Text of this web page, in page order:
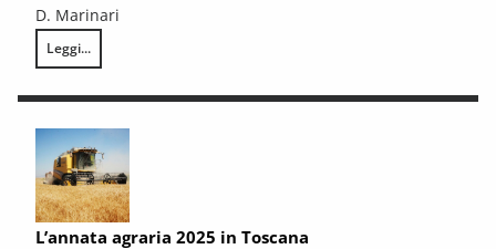
D. Marinari
Leggi...
LA CONGIUNTURA DEI SETTORI CULTURALI. Ripresa selettiva e
L’annata agraria 2025 in Toscana